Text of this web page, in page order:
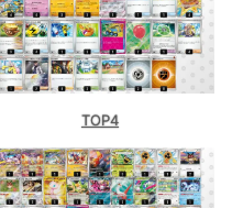
TOP4